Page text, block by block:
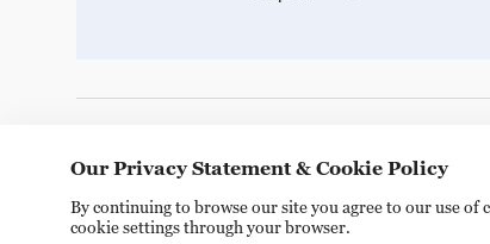
Our Privacy Statement & Cookie Policy
By continuing to browse our site you agree to our use of
cookie settings through your browser.